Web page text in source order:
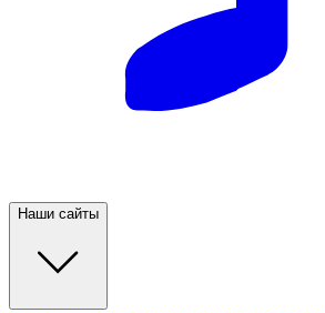
Наши сайты